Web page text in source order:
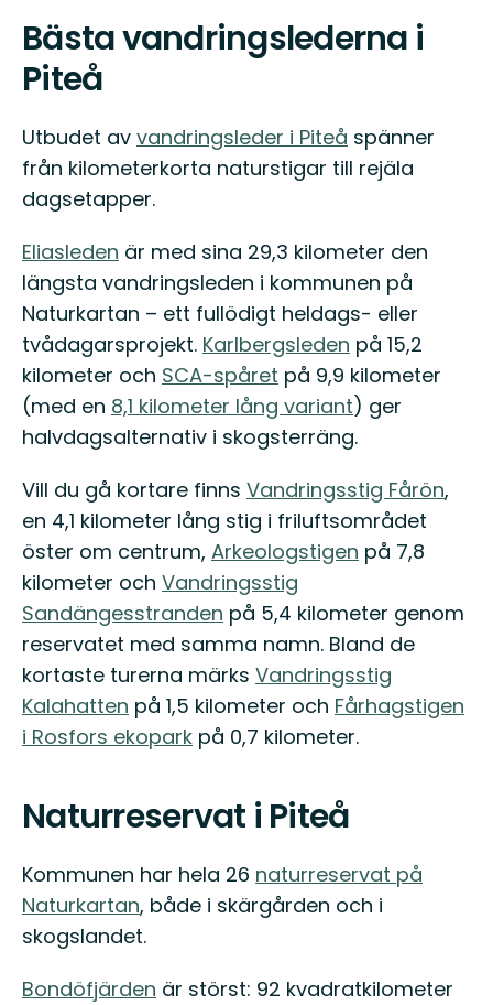
Bästa vandringslederna i
Piteå
Utbudet av vandringsleder i Piteå spänner
från kilometerkorta naturstigar till rejäla
dagsetapper.
Eliasleden är med sina 29,3 kilometer den
längsta vandringsleden i kommunen på
Naturkartan – ett fullödigt heldags- eller
tvådagarsprojekt. Karlbergsleden på 15,2
kilometer och SCA-spåret på 9,9 kilometer
(med en 8,1 kilometer lång variant) ger
halvdagsalternativ i skogsterräng.
Vill du gå kortare finns Vandringsstig Fårön,
en 4,1 kilometer lång stig i friluftsområdet
öster om centrum, Arkeologstigen på 7,8
kilometer och Vandringsstig
Sandängesstranden på 5,4 kilometer genom
reservatet med samma namn. Bland de
kortaste turerna märks Vandringsstig
Kalahatten på 1,5 kilometer och Fårhagstigen
i Rosfors ekopark på 0,7 kilometer.
Naturreservat i Piteå
Kommunen har hela 26 naturreservat på
Naturkartan, både i skärgården och i
skogslandet.
Bondöfjärden är störst: 92 kvadratkilometer